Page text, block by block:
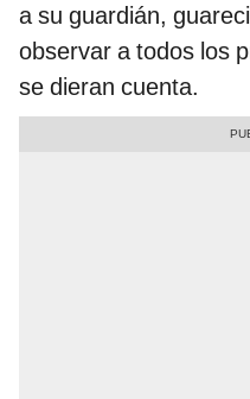
a su guardián,
observar a todos los
se dieran cuenta.